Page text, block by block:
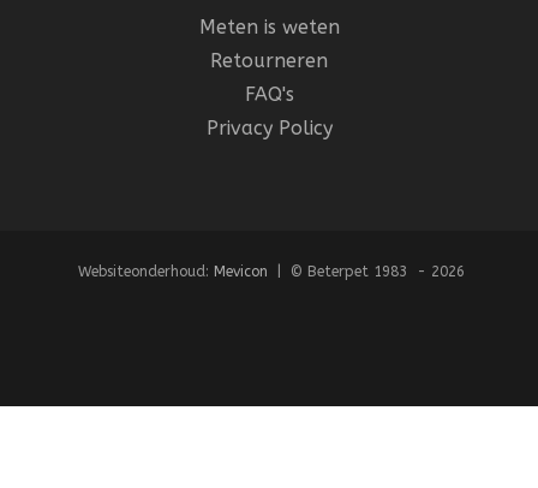
Meten is weten
Retourneren
FAQ's
Privacy Policy
Websiteonderhoud: Mevicon | © Beterpet 1983 - 2026